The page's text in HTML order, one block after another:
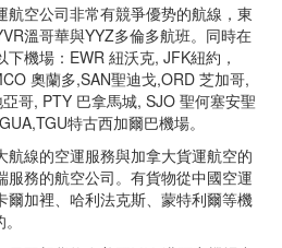
航空公司非常有競爭優势的航線，東
溫哥華與YYZ多倫多航班。同時在
機場：EWR 紐沃克, JFK紐約，
奧蘭多,SAN聖迪戈,ORD 芝加哥,
哥, PTY 巴拿馬城, SJO 聖何塞安聖
特古西加爾巴機場。
航線的空運服務與加拿大貨運航空的
服務的航空公司。有貨物從中國空運
爾加裡、哈利法克斯、蒙特利爾等機